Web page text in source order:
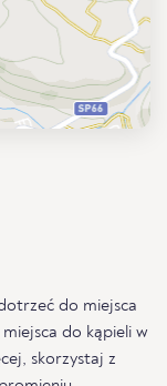
do miejsca
do kąpieli w
skorzystaj z